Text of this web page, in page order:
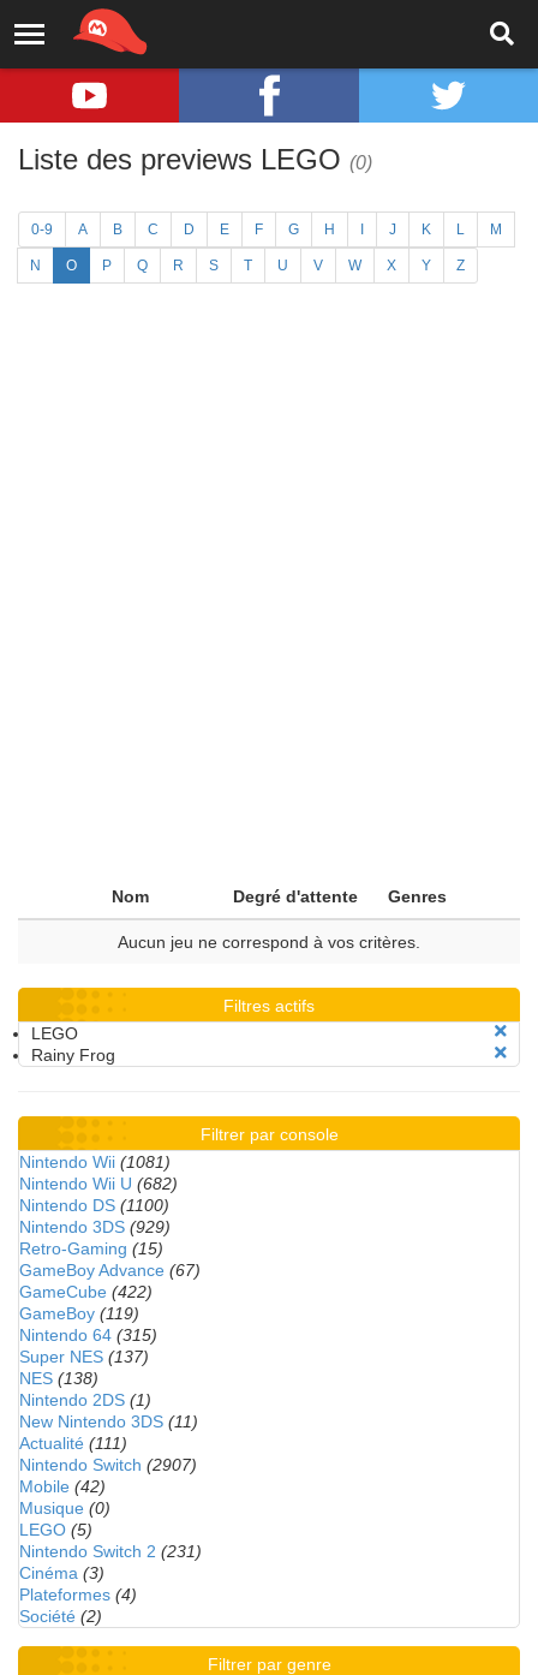
Liste des previews LEGO (0)
0-9 A B C D E F G H J K L M
N O P Q R S T U V W X Y Z
Nom Degré d'attente Genres
Aucun jeu ne correspond à vos critères.
Filtres actifs
LEGO
Rainy Frog
Filtrer par console
Nintendo Wii (1081)
Nintendo Wii U (682)
Nintendo DS (1100)
Nintendo 3DS (929)
Retro-Gaming (15)
GameBoy Advance (67)
GameCube (422)
GameBoy (119)
Nintendo 64 (315)
Super NES (137)
NES (138)
Nintendo 2DS (1)
New Nintendo 3DS (11)
Actualité (111)
Nintendo Switch (2907)
Mobile (42)
Musique (0)
LEGO (5)
Nintendo Switch 2 (231)
Cinéma (3)
Plateformes (4)
Société (2)
Filtrer par genre